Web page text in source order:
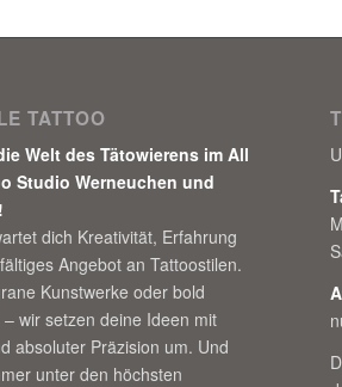
TATTOO
Welt des Tätowierens im All
Studio Werneuchen und
dich Kreativität, Erfahrung
Angebot an Tattoostilen.
Kunstwerke oder bold
– wir setzen deine Ideen mit
absoluter Präzision um. Und
unter den höchsten